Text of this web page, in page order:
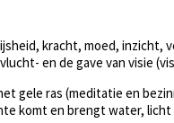
kracht, moed, inzicht,
en de gave van visie
gele ras (meditatie en
komt en brengt water,